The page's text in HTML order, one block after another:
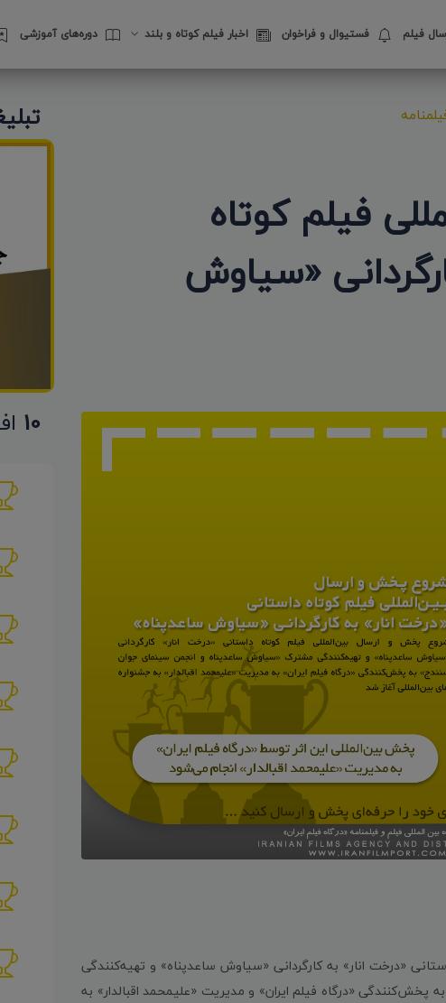
فیلم فستیوال‌ و فراخوان اخبار فیلم کوتاه و بلند دوره‌های آموزشی
فیلم کوتاه
«سیاوش
«درخت انار» به کارگردانی «سیاوش ساعدپناه» و تهیه‌کنندگی
«درگاه فیلم ایران» و مدیریت «علیمحمد اقبالدار» به
10